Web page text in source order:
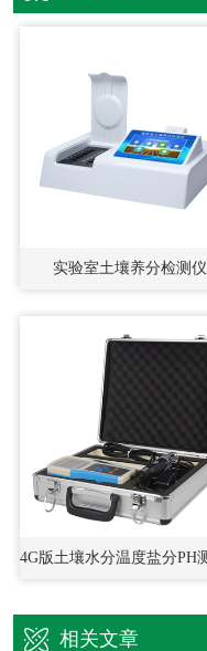
实验室土壤养分检测仪
相关文章